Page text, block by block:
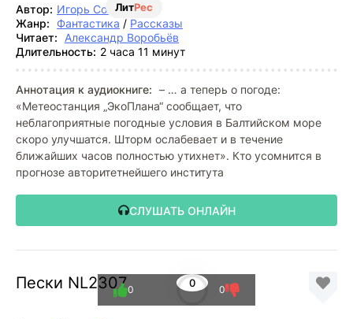
ЛитРес
Автор: Игорь Соловьев
Жанр:
Фантастика / Рассказы
Читает:
Александр Воробьёв
Длительность: 2 часа 11 минут
Аннотация к аудиокниге: – … а теперь о погоде:
«Метеостанция „ЭкоПлана“ сообщает, что
неблагоприятные погодные условия в Балтийском море
скоро улучшатся. Шторм ослабевает и в течение
ближайших часов полностью утихнет». Кто усомнится в
прогнозе авторитетнейшего института
СЛУШАТЬ ОНЛАЙН
Пески NL2307 0
0 0